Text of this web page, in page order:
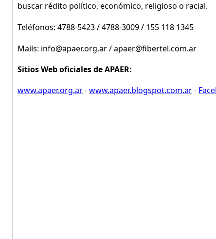
buscar rédito político, económico, religioso o racial.
Teléfonos: 4788-5423 / 4788-3009 / 155 118 1345
Mails: info@apaer.org.ar / apaer@fibertel.com.ar
Sitios Web oficiales de APAER:
www.apaer.org.ar-www.apaer.blogspot.com.ar-